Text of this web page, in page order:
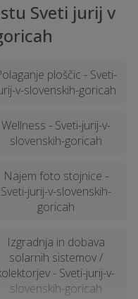
Sveti jurij v
ploščic - Sveti-
v-slovenskih-goricah
Wellness - Sveti-jurij-v-
slovenskih-goricah
Najem foto stojnice -
Sveti-jurij-v-slovenskih-
goricah
Izgradnja in dobava
solarnih sistemov /
- Sveti-jurij-v-
slovenskih-goricah